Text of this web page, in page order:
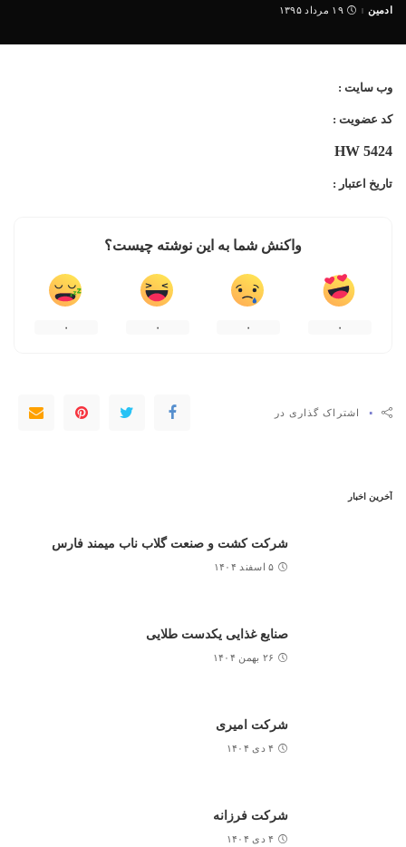
Posted
ادمین ۱۹ مرداد ۱۳۹۵
وب سایت :
کد عضویت :
HW 5424
تاریخ اعتبار :
واکنش شما به این نوشته چیست؟
۰ ۰ ۰ ۰
۰ اشتراک گذاری در
آخرین اخبار
شرکت کشت و صنعت گلاب ناب میمند فارس
۵ اسفند ۱۴۰۴
صنایع غذایی یکدست طلایی
۲۶ بهمن ۱۴۰۴
شرکت امیری
۴ دی ۱۴۰۴
شرکت فرزانه
۴ دی ۱۴۰۴